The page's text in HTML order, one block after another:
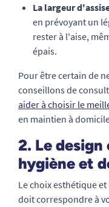
La largeur
en prévoyant un
rester à l'aise,
épais.
Pour être certain de
conseillons de
aider à choisir le
en maintien à
2. Le
hygiène et
Le choix esthétique
doit correspondre à